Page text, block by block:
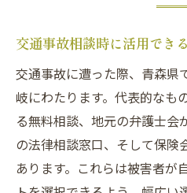
交通事故相談時に活用でき
交通事故に遭った際、青森県
岐にわたります。代表的なも
る無料相談、地元の弁護士会
の法律相談窓口、そして保険
あります。これらは被害者が